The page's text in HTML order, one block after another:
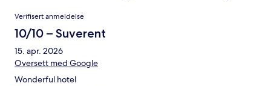
Anmeldelser
Verifisert anmeldelse
10/10 – Suverent
15. apr. 2026
Oversett med Google
Wonderful hotel